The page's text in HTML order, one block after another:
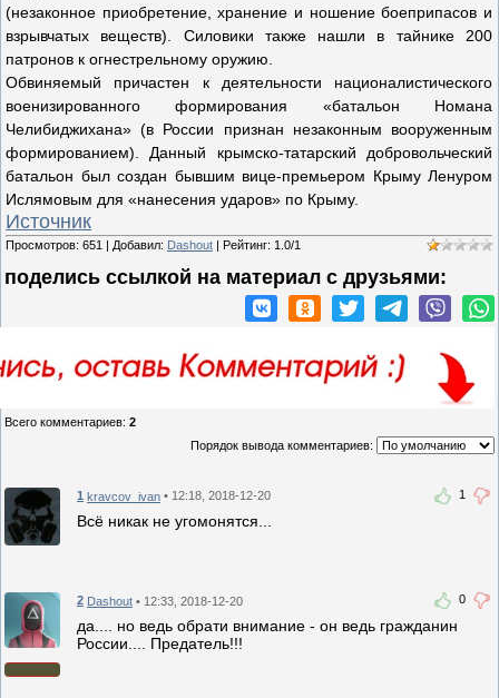
(незаконное приобретение, хранение и ношение боеприпасов и
взрывчатых веществ). Силовики также нашли в тайнике 200
патронов к огнестрельному оружию.
Обвиняемый причастен к деятельности националистического
военизированного формирования «батальон Номана
Челибиджихана» (в России признан незаконным вооруженным
формированием). Данный крымско-татарский добровольческий
батальон был создан бывшим вице-премьером Крыму Ленуром
Ислямовым для «нанесения ударов» по Крыму.
Источник
Просмотров: 651 | Добавил: Dashout | Рейтинг: 1.0/1
поделись ссылкой на материал c друзьями:
Всего комментариев: 2
Порядок вывода комментариев:
1
1 kravcov_ivan • 12:18, 2018-12-20
Всё никак не угомонятся...
0
2 Dashout • 12:33, 2018-12-20
да.... но ведь обрати внимание - он ведь гражданин
России.... Предатель!!!